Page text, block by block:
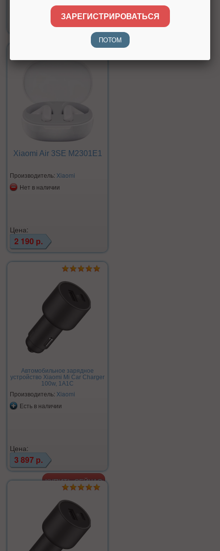
Xiaomi Air 3SE M2301E1
Производитель: Xiaomi
Нет в наличии
Цена:
2 190 р.
Автомобильное зарядное
устройство Xiaomi Mi Car Charger
100w, 1A1C
Производитель: Xiaomi
Есть в наличии
Цена:
3 897 р.
ЗАРЕГИСТРИРОВАТЬСЯ
ПОТОМ